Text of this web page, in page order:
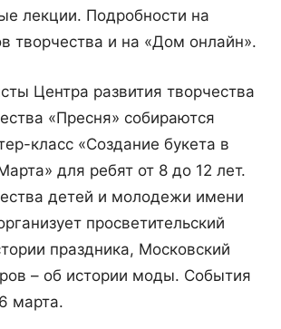
лекции. Подробности на
творчества и на «Дом онлайн».
Центра развития творчества
«Пресня» собираются
класс «Создание букета в
для ребят от 8 до 12 лет.
детей и молодежи имени
просветительский
праздника, Московский
– об истории моды. События
марта.